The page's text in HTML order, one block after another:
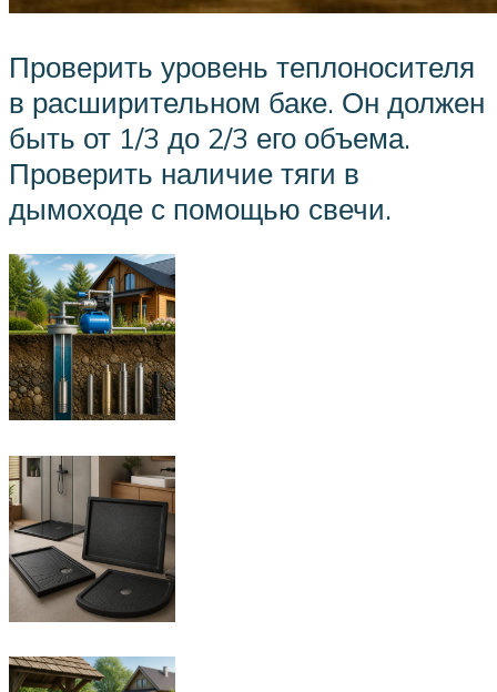
Проверить уровень теплоносителя
в расширительном баке. Он должен
быть от 1/3 до 2/3 его объема.
Проверить наличие тяги в
дымоходе с помощью свечи.